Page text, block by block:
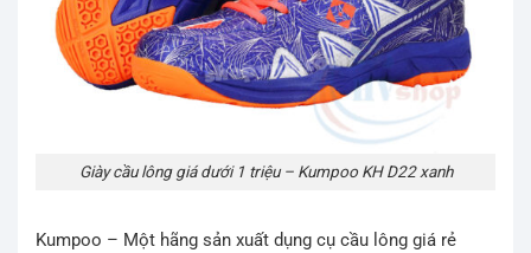
Giày cầu lông giá dưới 1 triệu – Kumpoo KH D22 xanh
Kumpoo – Một hãng sản xuất dụng cụ cầu lông giá rẻ